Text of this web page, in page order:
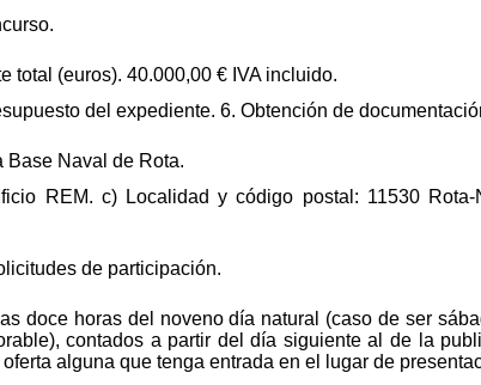
total (euros). 40.000,00 € IVA incluido.
del expediente. 6. Obtención de
Base Naval de Rota.
REM. c) Localidad y código postal: 11530 Rota-
de participación.
doce horas del noveno día natural (caso de ser
contados a partir del día siguiente al de la
alguna que tenga entrada en el lugar de